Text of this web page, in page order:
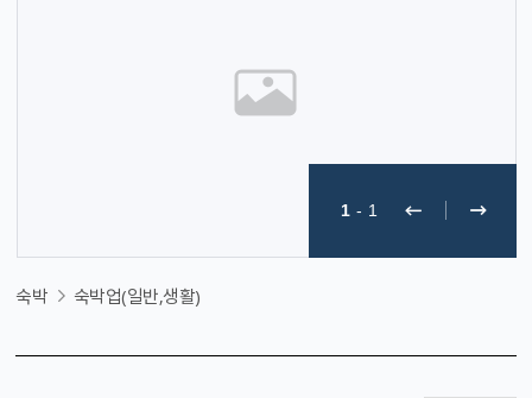
1 - 1
숙박 숙박업(일반,생활)